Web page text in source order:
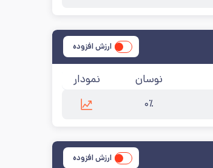
ارزش افزوده
نوسان نمودار
۰٪
ارزش افزوده